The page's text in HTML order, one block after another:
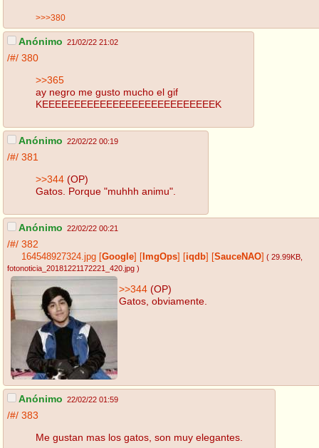
>>>380
Anónimo 21/02/22 21:02
/#/ 380
>>365
ay negro me gusto mucho el gif
KEEEEEEEEEEEEEEEEEEEEEEEEEEEK
Anónimo 22/02/22 00:19
/#/ 381
>>344 (OP)
Gatos. Porque "muhhh animu".
Anónimo 22/02/22 00:21
/#/ 382
164548927324.jpg [Google] [ ImgOps] [iqdb] [SauceNAO] ( 29.99KB
fotonoticia_20181221172221_420.jpg )
>>344 (OP)
Gatos, obviamente.
Anónimo 22/02/22 01:59
/#/ 383
Me gustan mas los gatos, son muy elegantes.